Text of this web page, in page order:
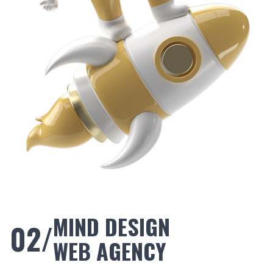
02/MIND DESIGN
WEB AGENCY